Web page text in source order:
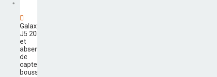
Galaxy
J5 2016
et
absence
de
capteur
boussole